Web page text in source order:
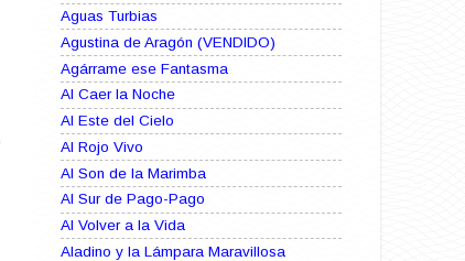
Aguas Turbias
Agustina de Aragón (VENDIDO)
Agárrame ese Fantasma
Al Caer la Noche
Al Este del Cielo
Al Rojo Vivo
Al Son de la Marimba
Al Sur de Pago-Pago
Al Volver a la Vida
Aladino y la Lámpara Maravillosa